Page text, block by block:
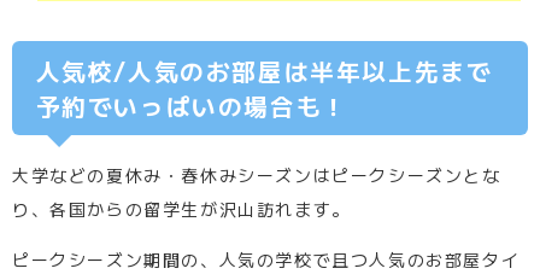
人気校/人気のお部屋は半年以上先まで
予約でいっぱいの場合も！
大学などの夏休み・春休みシーズンはピークシーズンとな
り、各国からの留学生が沢山訪れます。
ピークシーズン期間の、人気の学校で且つ人気のお部屋タイ